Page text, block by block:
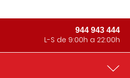
944 943 444
L-S de 9:00h a 22:00h